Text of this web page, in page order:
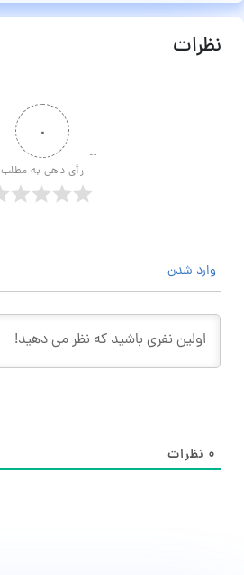
نظرات
۰
رأی دهی به مطلب
وارد شدن
۰ نظرات